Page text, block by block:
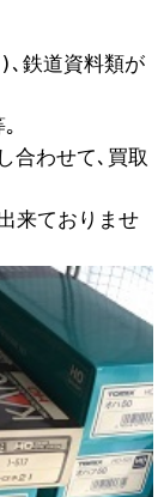
､鉄道資料類が
合わせて､買取
来ておりませ